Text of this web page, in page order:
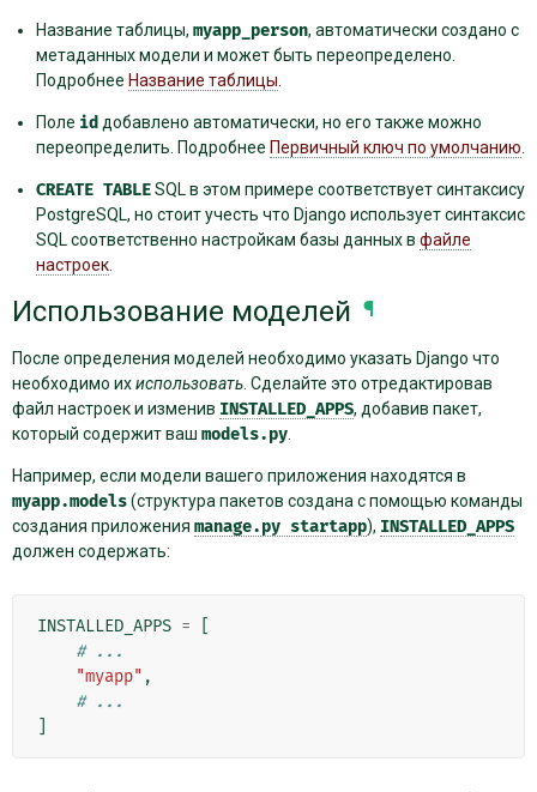
Название таблицы, myapp_person, автоматически создано с
метаданных модели и может быть переопределено.
Подробнее Название таблицы
Поле id добавлено автоматически, но его также можно
переопределить. Подробнее Первичный ключ по умолчанию
CREATE TABLESQL в этом примере соответствует синтаксису
PostgreSQL, но стоит учесть что Django использует синтаксис
SQL соответственно настройкам базы данных в файле
настроек
Использование моделей ¶
После определения моделей необходимо указать Django что
необходимо ихиспользовать . Сделайте это отредактировав
файл настроек и изменив INSTALLED_APPS, добавив пакет,
который содержит ваш models.py
Например, если модели вашего приложения находятся в
myapp.models(структура пакетов создана с помощью команды
создания приложения manage.py startapp), INSTALLED_APPS
должен содержать:
INSTALLED_APPS =
# ...
"myapp" ,
# ...